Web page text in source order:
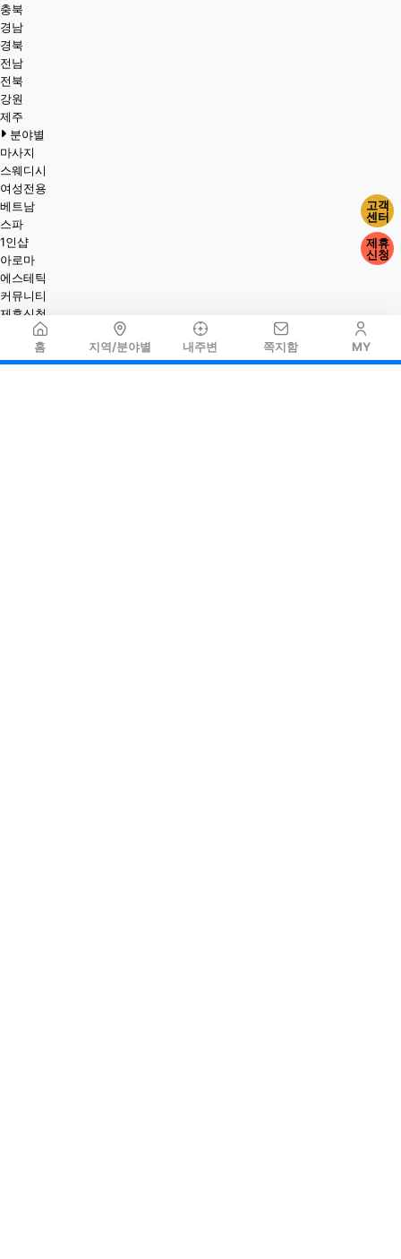
홈 지역/분야별 내주변 쪽지함 MY
충북
경남
경북
전남
전북
강원
제주
분야별
마사지
스웨디시
여성전용
베트남
스파
1인샵
아로마
에스테틱
커뮤니티
제휴신청
고객
센터
제휴
신청